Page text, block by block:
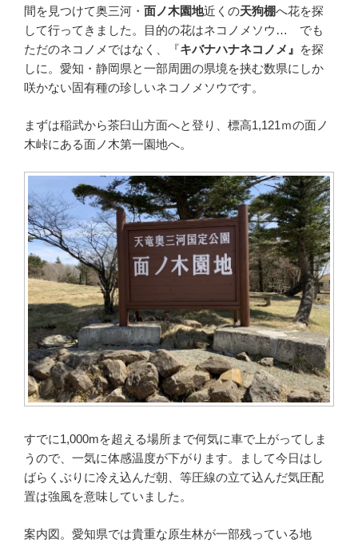
間を見つけて奥三河・ 面ノ木園地近くの天狗棚へ花を探
して行ってきました。目的の花はネコノメソウ… でも
ただのネコノメではなく、『キバナハナネコノメ』 を探
しに。愛知・静岡県と一部周囲の県境を挟む数県にしか
咲かない固有種の珍しいネコノメソウです。
まずは稲武から茶臼山方面へと登り、標高1,121ｍの面ノ
木峠にある面ノ木第一園地へ。
すでに1,000mを超える場所まで何気に車で上がってしま
うので、一気に体感温度が下がります。まして今日はし
ばらくぶりに冷え込んだ朝、等圧線の立て込んだ気圧配
置は強風を意味していました。
案内図。愛知県では貴重な原生林が一部残っている地